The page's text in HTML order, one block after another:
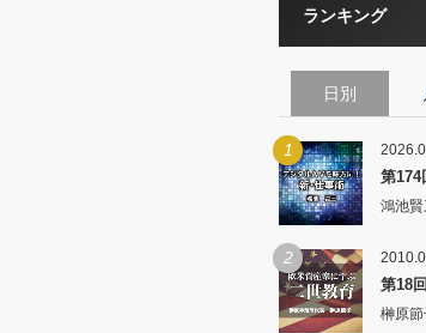
ランキング
日別
1
第174
鴻池
2
第18
榊原